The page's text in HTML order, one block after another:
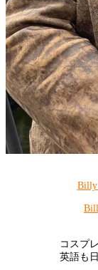
Billy
コスプ
英語も